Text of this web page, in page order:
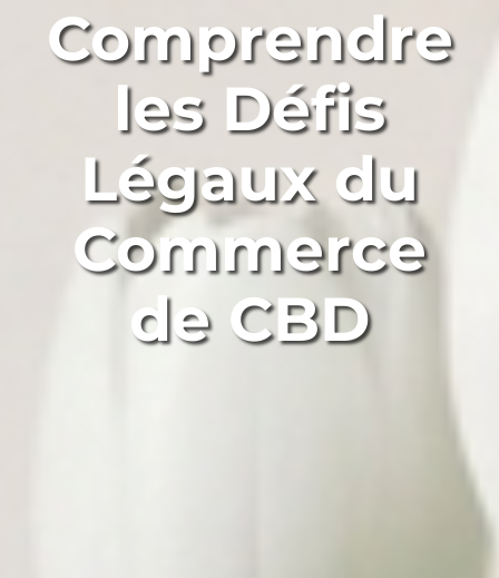
Comprendre
les Défis
Légaux du
Commerce
de CBD